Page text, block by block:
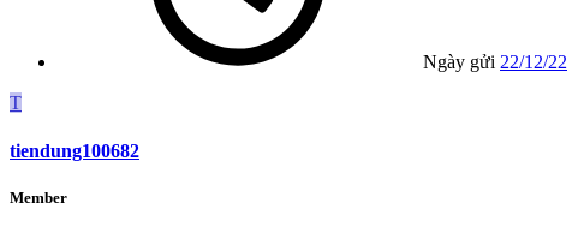
Ngày gửi 22/12/22
T
tiendung100682
Member